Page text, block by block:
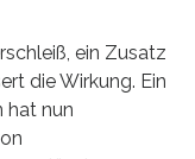
ein Zusatz
die Wirkung. Ein
hat nun